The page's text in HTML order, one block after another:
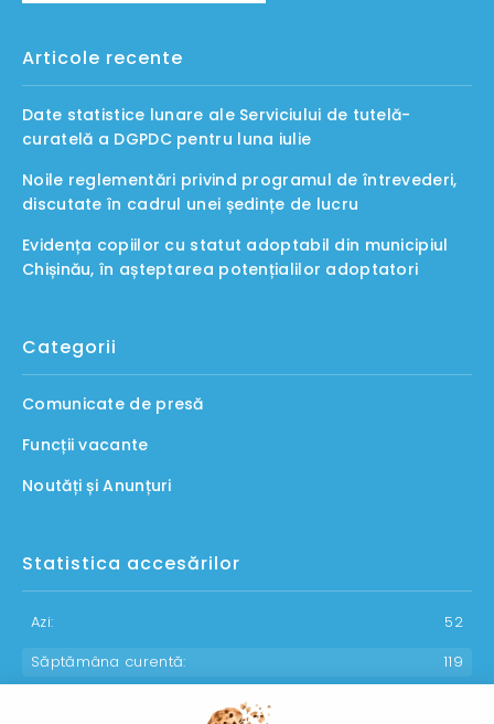
Articole recente
Date statistice lunare ale Serviciului de tutelă-
curatelă a DGPDC pentru luna iulie
Noile reglementări privind programul de întrevederi,
discutate în cadrul unei ședințe de lucru
Evidența copiilor cu statut adoptabil din municipiul
Chișinău, în așteptarea potențialilor adoptatori
Categorii
Comunicate de presă
Funcții vacante
Noutăți și Anunțuri
Statistica accesărilor
Azi:
52
Săptămâna curentă:
119